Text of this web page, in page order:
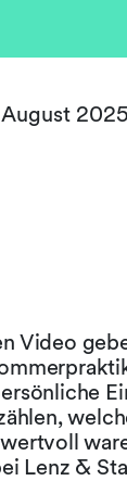
Video
Lenz &